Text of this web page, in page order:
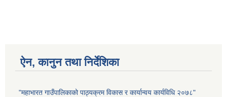
ऐन, कानुन तथा निर्देशिका
"महाभारत गाउँपालिकाको पाठ्यक्रम विकास र कार्यान्वय कार्यविधि २०७८"